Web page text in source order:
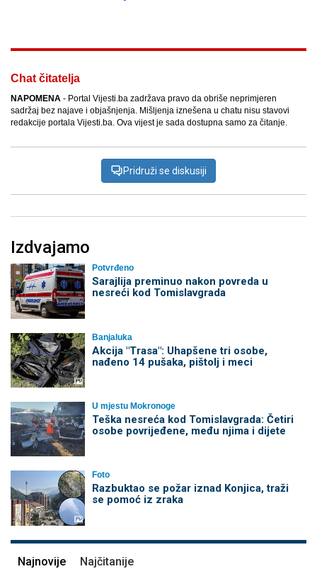
Chat čitatelja
NAPOMENA - Portal Vijesti.ba zadržava pravo da obriše neprimjeren
sadržaj bez najave i objašnjenja. Mišljenja iznešena u chatu nisu stavovi
redakcije portala Vijesti.ba. Ova vijest je sada dostupna samo za čitanje.
Pridruži se diskusiji
Izdvajamo
Potvrđeno
Sarajlija preminuo nakon povreda u
nesreći kod Tomislavgrada
Banjaluka
Akcija "Trasa": Uhapšene tri osobe,
nađeno 14 pušaka, pištolj i meci
U mjestu Mokronoge
Teška nesreća kod Tomislavgrada: Četiri
osobe povrijeđene, među njima i dijete
Foto
Razbuktao se požar iznad Konjica, traži
se pomoć iz zraka
Najnovije Najčitanije